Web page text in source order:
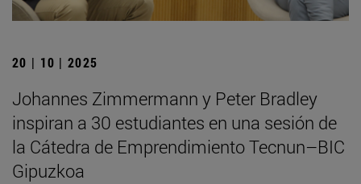
20 | 10 | 2025
Johannes Zimmermann y Peter Bradley
inspiran a 30 estudiantes en una sesión de
la Cátedra de Emprendimiento Tecnun–BIC
Gipuzkoa